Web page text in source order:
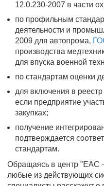
12.0.230-2007 в части
по профильным
деятельности и
2009 для автопрома,
производства
для впуска военной
по стандартам оценки
для включения в
если предприятие
закупках;
получение
подтверждается
стандартам.
Обращаясь в центр "ЕАС
любые из действующих